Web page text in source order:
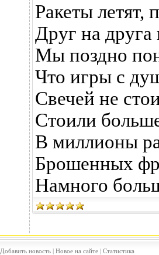
Ракеты летят,
Друг на друга
Мы поздно
Что игры с
Свечей не
Стоили
В миллионы
Брошенных
Намного
Добавить новость| Новое на сайте| Статистика